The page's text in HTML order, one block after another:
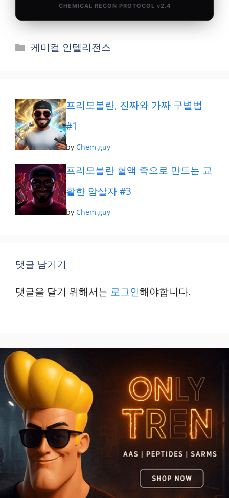
카
케미컬 인텔리전스
프리모볼란, 진짜와 가짜 구별법
#1
byChem guy
프리모볼란 혈액 죽으로 만드는 교
활한 암살자 #3
byChem guy
댓글 남기기
댓글을 달기 위해서는 로그인해야합니다.